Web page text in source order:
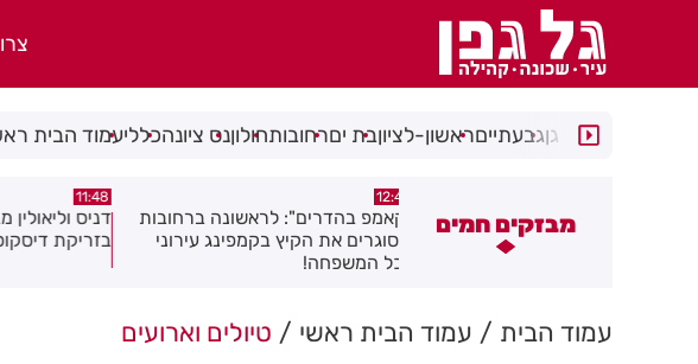
רמת גןגבעתייםראשון-לציוןבת יםרחובותחולוןנס ציונהכלליעמוד הבית
מבזקים חמים
בהדרים": לראשונה ברחובות
סוגרים את הקיץ בקמפינג עירוני
11:48
דניס וליאולין מבת ים, אלוף ישראל
בזריקת דיסקוס
11:32
הולכת רגל
ראשון לציון
עמוד הבית עמוד הבית ראשי טיולים וארועים